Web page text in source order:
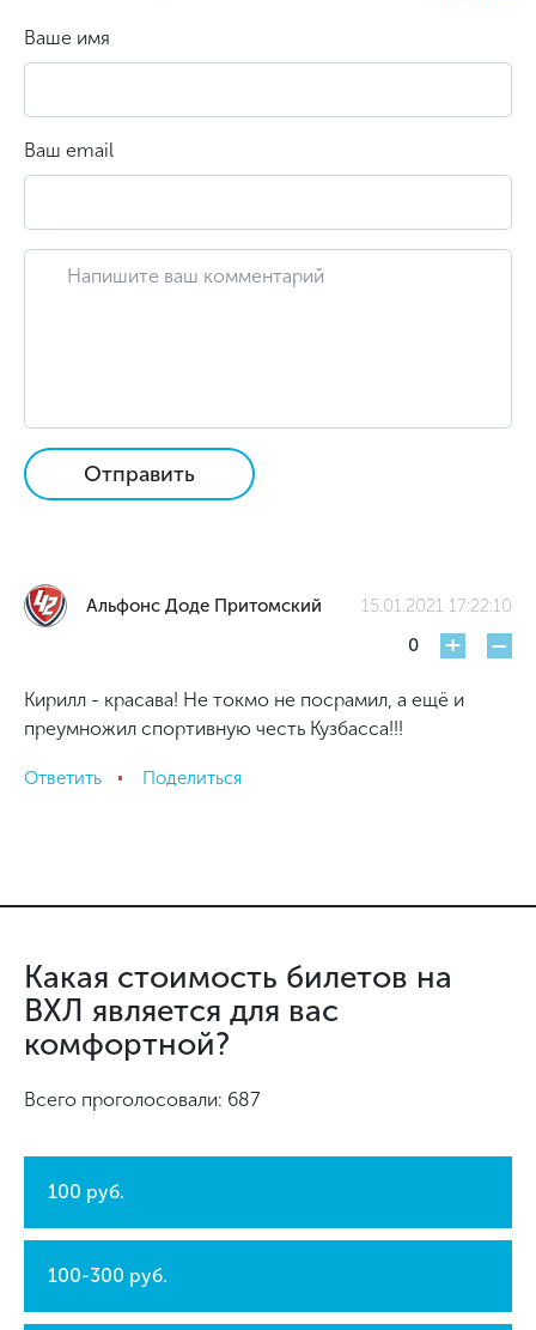
Ваше имя
Ваш email
Отправить
Альфонс Доде Притомский
15.01.2021 17:22:10
0
+ -
Кирилл - красава! Не токмо не посрамил, а ещё и
преумножил спортивную честь Кузбасса!!!
Ответить Поделиться
Какая стоимость билетов на
ВХЛ является для вас
комфортной?
Всего проголосовали: 687
100 руб.
100-300 руб.